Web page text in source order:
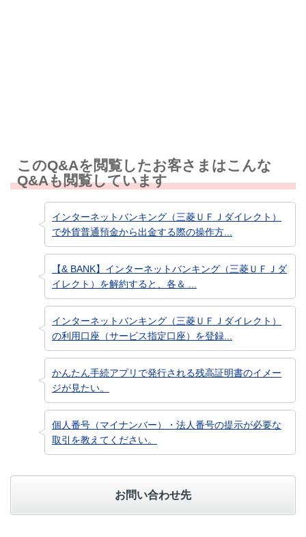
このQ&Aを閲覧したお客さまはこんな
Q&Aも閲覧しています
インターネットバンキング（三菱ＵＦＪダイレクト）
で外貨普通預金から出金する際の操作方...
【& BANK】インターネットバンキング（三菱ＵＦＪダ
イレクト）を解約すると、各＆ ...
インターネットバンキング（三菱ＵＦＪダイレクト）
の利用口座（サービス指定口座）を登録...
かんたん手続アプリで発行される残高証明書のイメー
ジが見たい。
個人番号（マイナンバー）・法人番号の提示が必要な
取引を教えてください。
お問い合わせ先